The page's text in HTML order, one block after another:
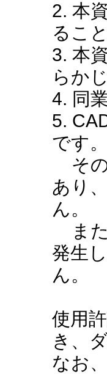
2. 本
るこ
3. 本
らか
4. 同
5.
です。
その
あり
ん。
また
発生
ん。
使用
き、
なお